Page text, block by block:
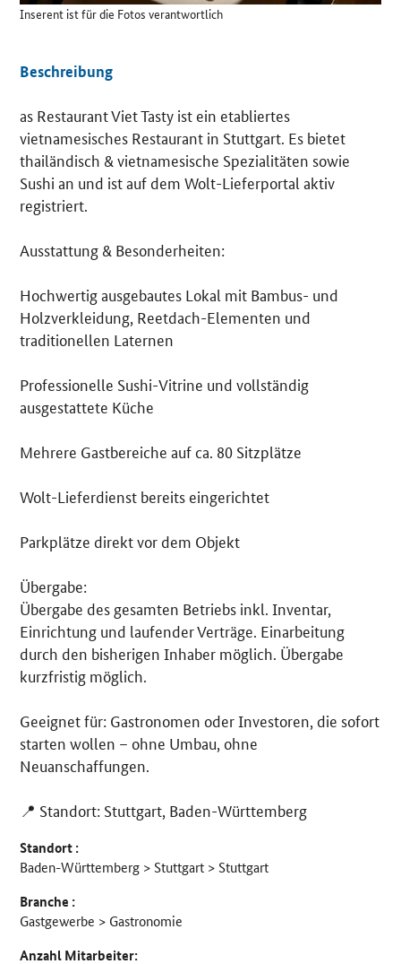
Inserent ist für die Fotos verantwortlich
Beschreibung
as Restaurant Viet Tasty ist ein etabliertes
vietnamesisches Restaurant in Stuttgart. Es bietet
thailändisch & vietnamesische Spezialitäten sowie
Sushi an und ist auf dem Wolt-Lieferportal aktiv
registriert.
Ausstattung & Besonderheiten:
Hochwertig ausgebautes Lokal mit Bambus- und
Holzverkleidung, Reetdach-Elementen und
traditionellen Laternen
Professionelle Sushi-Vitrine und vollständig
ausgestattete Küche
Mehrere Gastbereiche auf ca. 80 Sitzplätze
Wolt-Lieferdienst bereits eingerichtet
Parkplätze direkt vor dem Objekt
Übergabe:
Übergabe des gesamten Betriebs inkl. Inventar,
Einrichtung und laufender Verträge. Einarbeitung
durch den bisherigen Inhaber möglich. Übergabe
kurzfristig möglich.
Geeignet für: Gastronomen oder Investoren, die sofort
starten wollen – ohne Umbau, ohne
Neuanschaffungen.
📍 Standort: Stuttgart, Baden-Württemberg
Standort :
Baden-Württemberg > Stuttgart > Stuttgart
Branche :
Gastgewerbe > Gastronomie
Anzahl Mitarbeiter: